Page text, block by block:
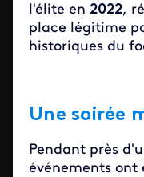
l'élite en 2022,
place légitime
historiques du
Une soirée
Pendant près
événements ont